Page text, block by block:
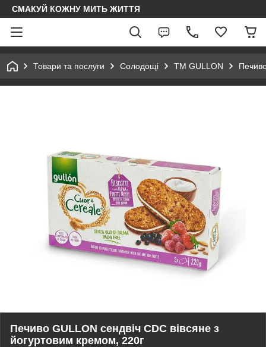
СМАКУЙ КОЖНУ МИТЬ ЖИТТЯ
Товари та послуги Солодощі ТМ GULLON
Печиво GULLON сендвіч CDC вівсяне з
йогуртовим кремом, 220г